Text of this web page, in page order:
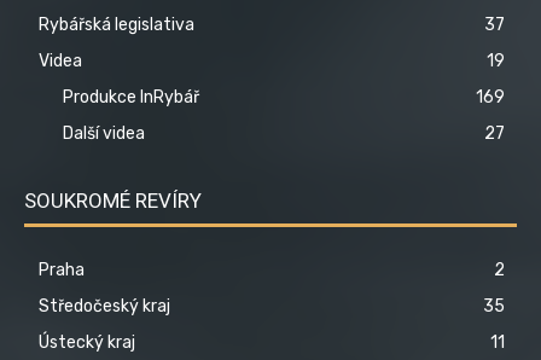
Rybářská legislativa
37
Videa
19
Produkce InRybář
169
Další videa
27
SOUKROMÉ REVÍRY
Praha
2
Středočeský kraj
35
Ústecký kraj
11